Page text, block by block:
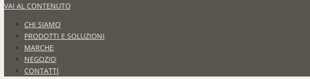
VAI AL CONTENUTO
CHI SIAMO
PRODOTTI E SOLUZIONI
MARCHE
NEGOZIO
CONTATTI